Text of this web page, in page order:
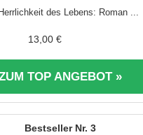
des Lebens: Roman ...
13,00 €
TOP ANGEBOT »
3